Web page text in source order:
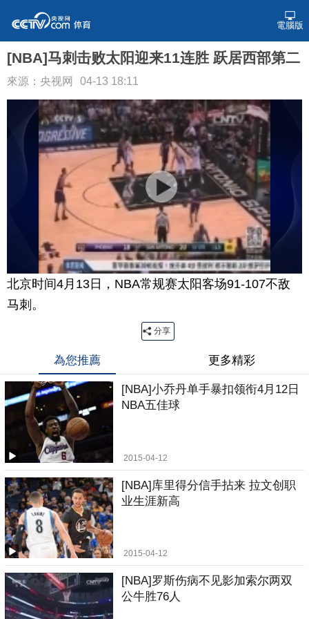
電腦版
[NBA]马刺击败太阳迎来11连胜 跃居西部第二
來源：央视网 04-13 18:11
北京时间4月13日，NBA常规赛太阳客场91-107不敌
马刺。
分享
為您推薦 更多精彩
[NBA]小乔丹单手暴扣领衔4月12日
NBA五佳球
2015-04-12
[NBA]库里得分信手拈来 拉文创职
业生涯新高
2015-04-12
[NBA]罗斯伤病不见影加索尔两双
公牛胜76人